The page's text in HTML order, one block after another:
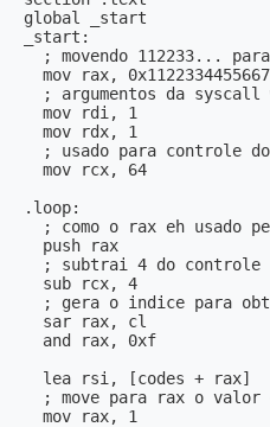
global _start
_start:
; movendo 112233...
mov rax,
; argumentos da syscall
  mov rdi, 1
  mov rdx, 1
; usado para controle
  mov rcx, 64
.loop:
; como o rax eh usado
  push rax
  ; subtrai 4 do controle
  sub rcx, 4
; gera o indice para
  sar rax, cl
  and rax, 0xf
  lea rsi, [codes + rax]
; move para rax o valor
  mov rax, 1